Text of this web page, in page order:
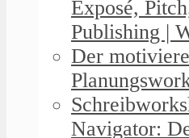
Exposé,
Publishing |
Der
Navigator: